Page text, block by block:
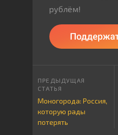
рублём!
Моногорода: Россия,
которую рады
потерять